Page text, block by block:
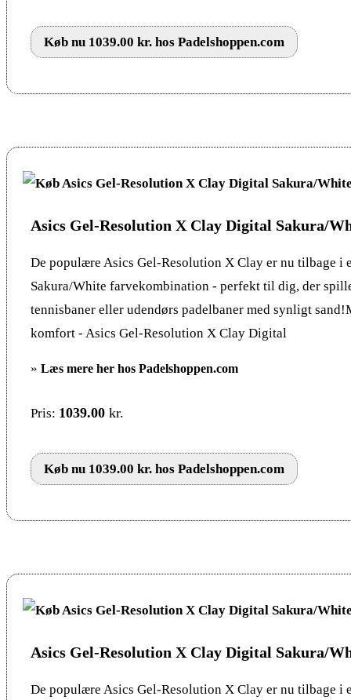
Køb nu 1039.00 kr. hos Padelshoppen.com
Asics Gel-Resolution X Clay Digital Sakura/
De populære Asics Gel-Resolution X Clay er nu tilbage i
Sakura/White farvekombination - perfekt til dig, der
tennisbaner eller udendørs padelbaner med synligt
komfort - Asics Gel-Resolution X Clay Digital
» Læs mere her hos Padelshoppen.com
Pris: 1039.00 kr.
Køb nu 1039.00 kr. hos Padelshoppen.com
Asics Gel-Resolution X Clay Digital Sakura/
De populære Asics Gel-Resolution X Clay er nu tilbage i